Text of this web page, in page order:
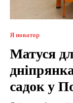
Я новатор
Матуся
садок у